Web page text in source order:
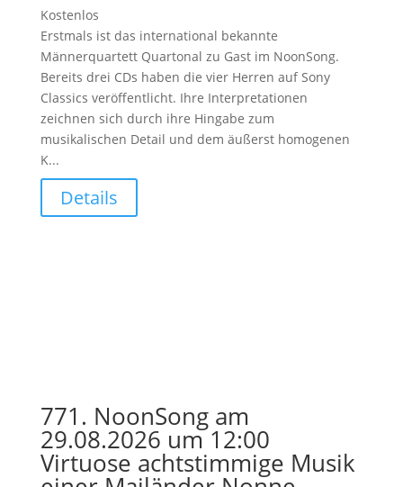
Kostenlos
Erstmals ist das international bekannte
Männerquartett Quartonal zu Gast im NoonSong.
Bereits drei CDs haben die vier Herren auf Sony
Classics veröffentlicht. Ihre Interpretationen
zeichnen sich durch ihre Hingabe zum
musikalischen Detail und dem äußerst homogenen
K...
Details
771. NoonSong am
29.08.2026 um 12:00
Virtuose achtstimmige Musik